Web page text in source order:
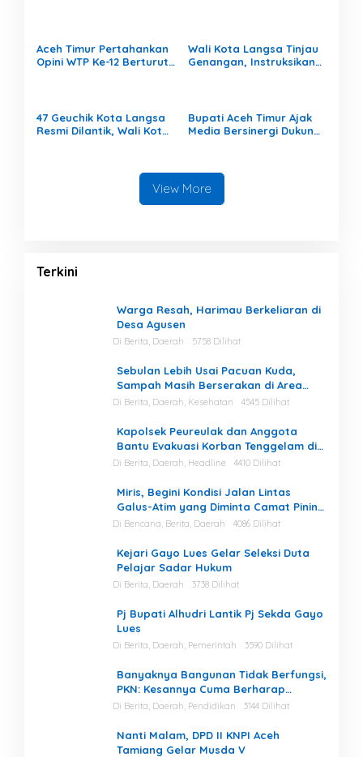
Aceh Timur Pertahankan
Opini WTP Ke-12 Berturut-
Wali Kota Langsa Tinjau
Genangan, Instruksikan
47 Geuchik Kota Langsa
Resmi Dilantik, Wali Kota
Bupati Aceh Timur Ajak
Media Bersinergi Dukung
View More
Terkini
Warga Resah, Harimau Berkeliaran di
Desa Agusen
Di Berita, Daerah 5758 Dilihat
Sebulan Lebih Usai Pacuan Kuda,
Sampah Masih Berserakan di Area
Stadion
Di Berita, Daerah, Kesehatan 4545 Dilihat
Kapolsek Peureulak dan Anggota
Bantu Evakuasi Korban Tenggelam di
Perairan Kuala Bugak
Di Berita, Daerah, Headline 4410 Dilihat
Miris, Begini Kondisi Jalan Lintas
Galus-Atim yang Diminta Camat Pining
Dilakukan Perawatan
Di Bencana, Berita, Daerah 4086 Dilihat
Kejari Gayo Lues Gelar Seleksi Duta
Pelajar Sadar Hukum
Di Berita, Daerah 3738 Dilihat
Pj Bupati Alhudri Lantik Pj Sekda Gayo
Lues
Di Berita, Daerah, Pemerintah 3590 Dilihat
Banyaknya Bangunan Tidak Berfungsi,
PKN: Kesannya Cuma Berharap
Kegiatan
Di Berita, Daerah, Pendidikan 3144 Dilihat
Nanti Malam, DPD II KNPI Aceh
Tamiang Gelar Musda V